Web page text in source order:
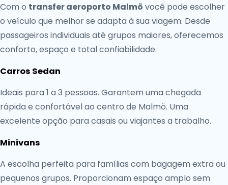
Com o transfer aeroporto Malmö você pode escolher
o veículo que melhor se adapta à sua viagem. Desde
passageiros individuais até grupos maiores, oferecemos
conforto, espaço e total confiabilidade.
Carros Sedan
Ideais para 1 a 3 pessoas. Garantem uma chegada
rápida e confortável ao centro de Malmö. Uma
excelente opção para casais ou viajantes a trabalho.
Minivans
A escolha perfeita para famílias com bagagem extra ou
pequenos grupos. Proporcionam espaço amplo sem